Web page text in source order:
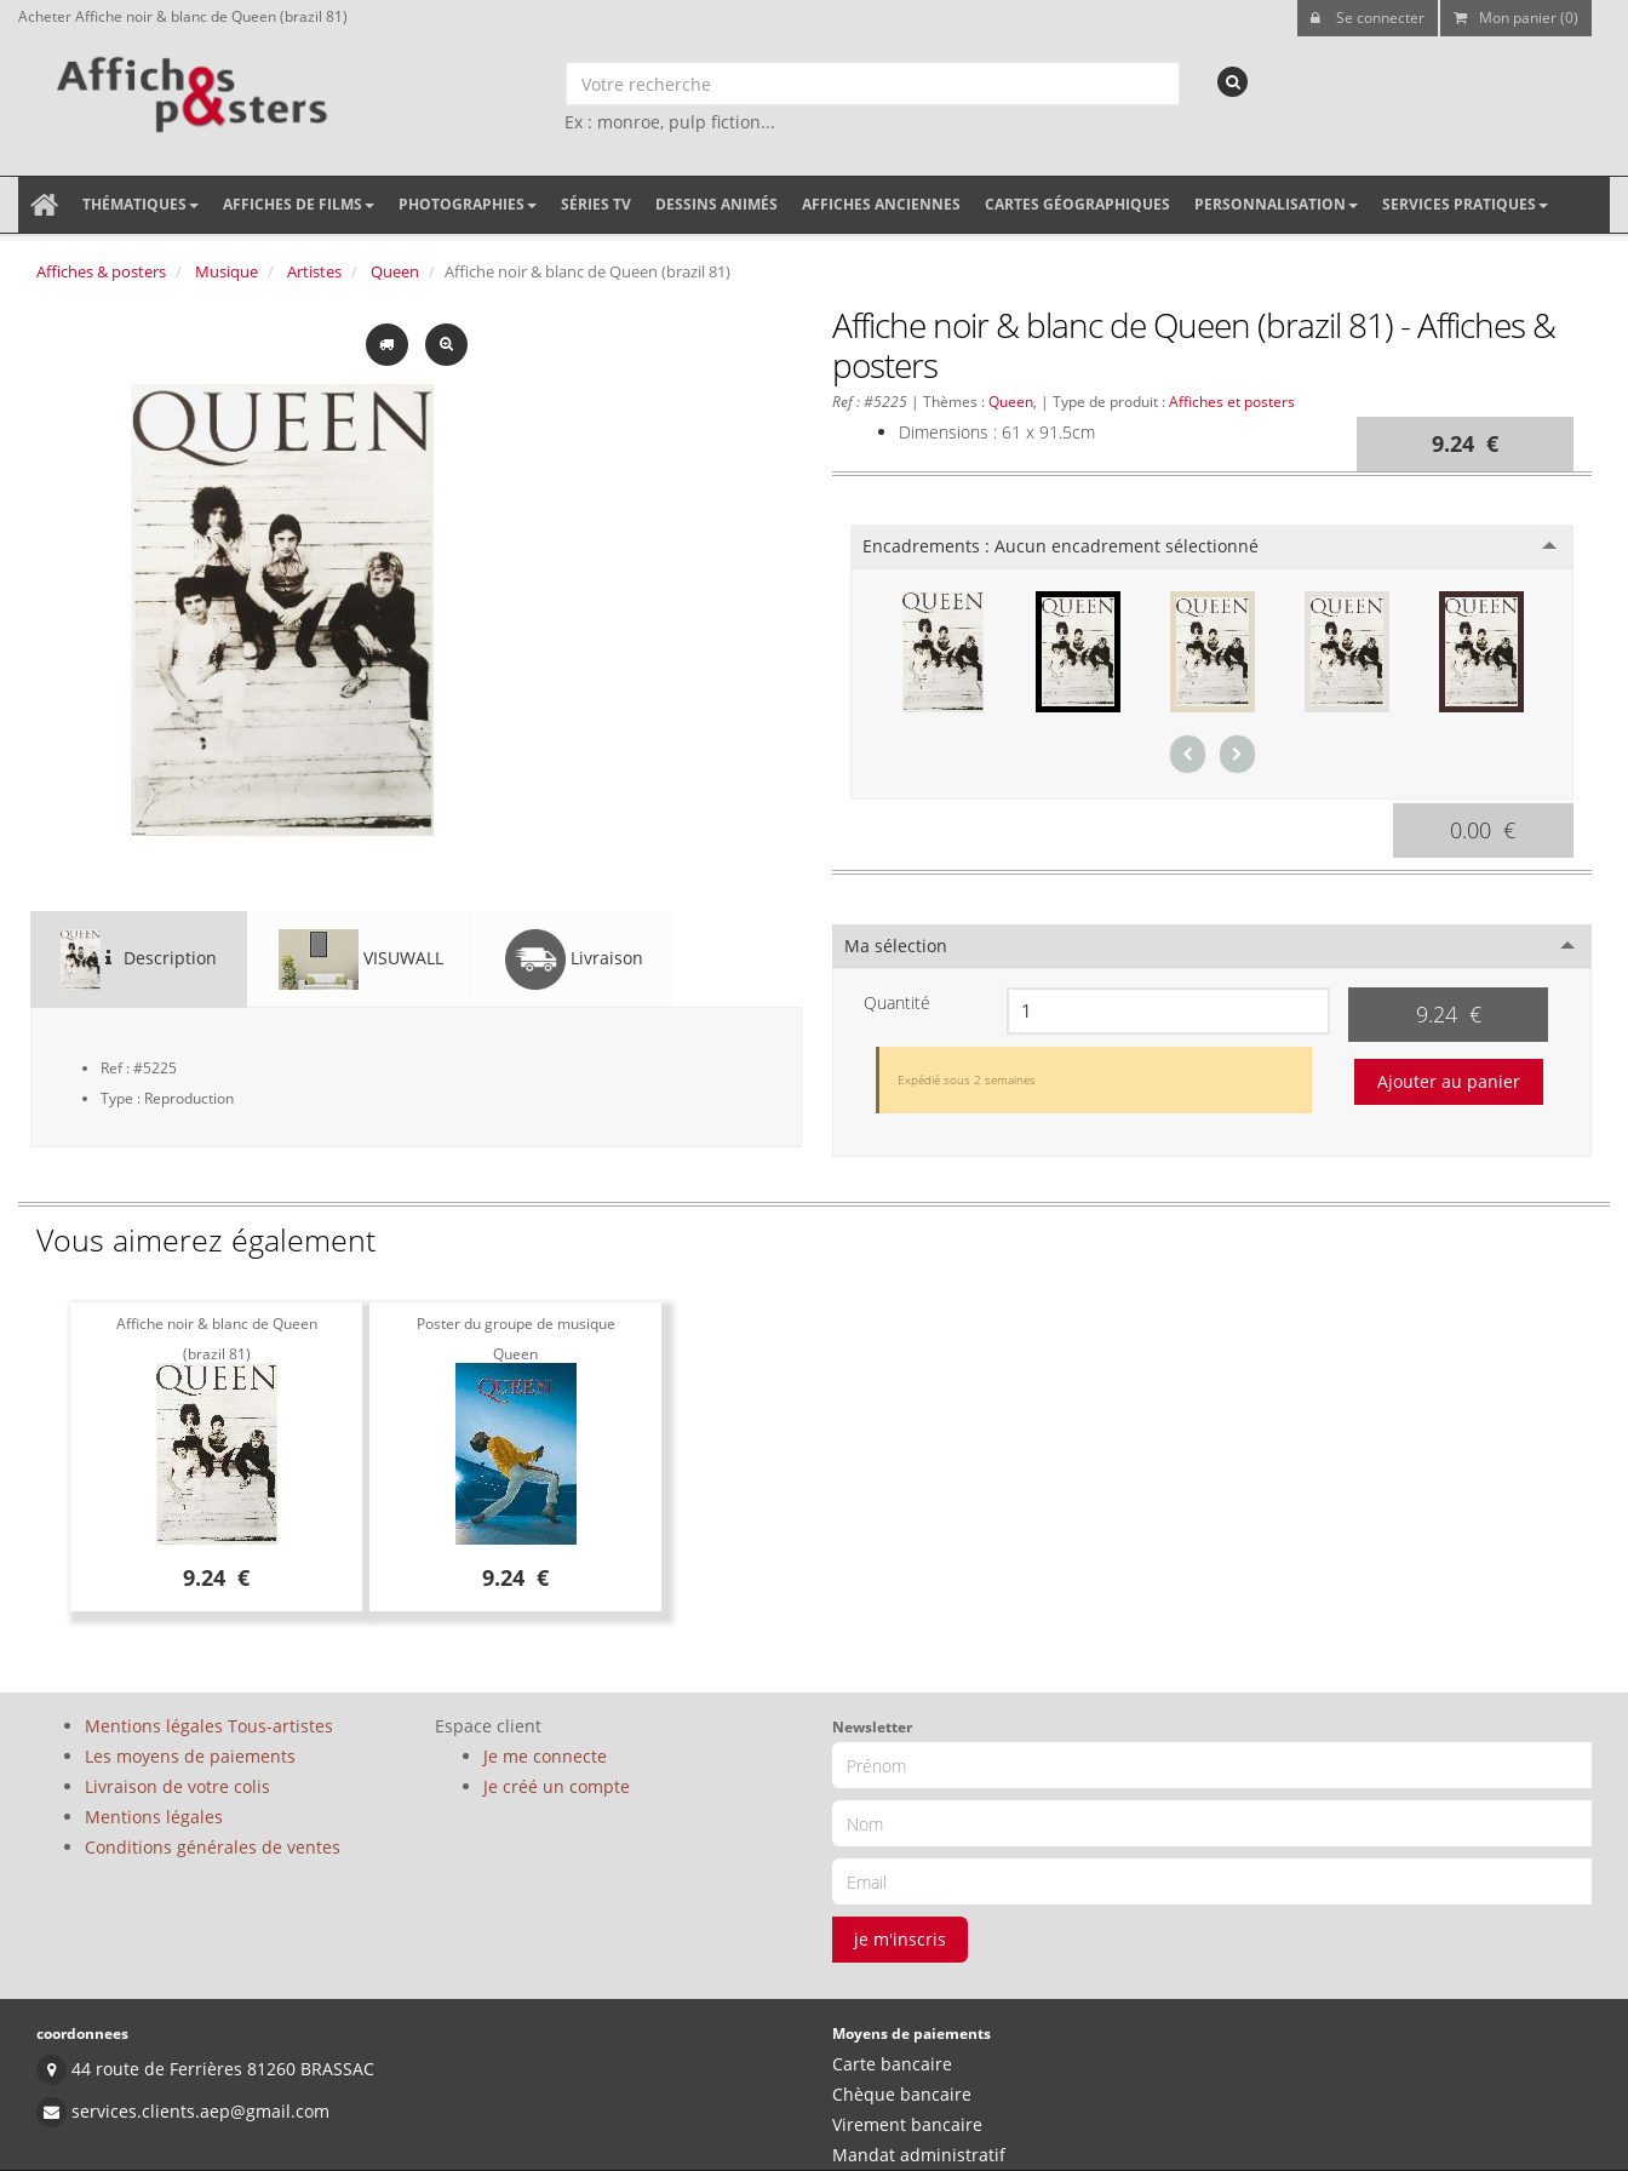
Acheter Affiche noir & blanc de Queen (brazil 81) Se connecter Mon panier (0)
Ex : monroe, pulp fiction...
THÉMATIQUES AFFICHES DE FILMS PHOTOGRAPHIES SÉRIES TV DESSINS ANIMÉS AFFICHES ANCIENNES CARTES GÉOGRAPHIQUES PERSONNALISATION SERVICES PRATIQUES
Affiches & posters Musique Artistes Queen Affiche noir & blanc de Queen (brazil 81)
Description VISUWALL Livraison
Ref : #5225
Type : Reproduction
Affiche noir & blanc de Queen (brazil 81) - Affiches &
posters
Ref : #5225 | Thèmes :Queen , | Type de produit :Affiches et posters
Dimensions : 61 x 91.5cm 9.24 €
Encadrements : Aucun encadrement sélectionné
0.00 €
Ma sélection
Quantité 9.24 €
Expédié sous 2 semaines
Vous aimerez également
Affiche noir & blanc de Queen
(brazil 81)
9.24 €
Poster du groupe de musique
Queen
9.24 €
Mentions légales Tous-artistes
Les moyens de paiements
Livraison de votre colis
Mentions légales
Conditions générales de ventes
Espace client
Je me connecte
Je créé un compte
Newsletter
je m'inscris
coordonnees
44 route de Ferrières 81260 BRASSAC
services.clients.aep@gmail.com
Moyens de paiements
Carte bancaire
Chèque bancaire
Virement bancaire
Mandat administratif